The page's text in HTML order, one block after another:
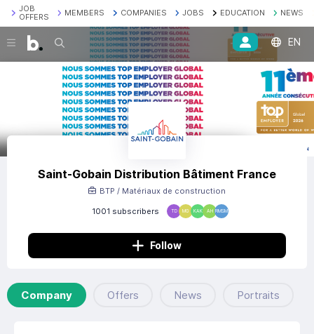
JOB
OFFERS
MEMBERS COMPANIES JOBS EDUCATION NEWS
Search EN
Saint-Gobain Distribution Bâtiment France
1001 subscribers TD MG KAK AH RMSM
BTP / Matériaux de construction
Follow
Company Offers News Portraits